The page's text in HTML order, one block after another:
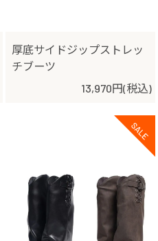
厚底サイドジップストレッ
チブーツ
13,970円(税込)